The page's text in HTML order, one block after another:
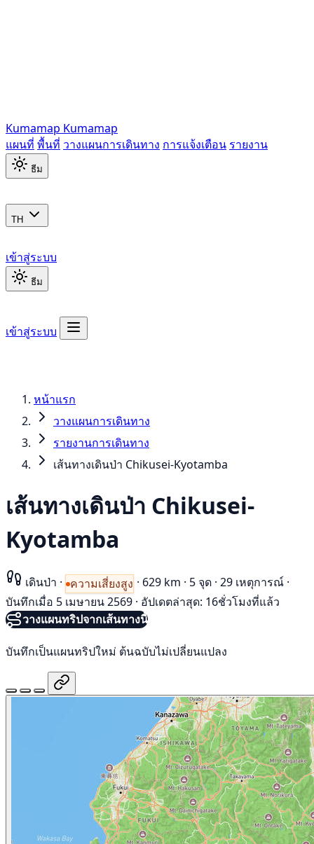
Kumamap Kumamap
แผนที่ พื้นที่ วางแผนการเดินทาง การแจ้งเตือน รายงาน
ธีม
TH
เข้าสู่ระบบ
ธีม
เข้าสู่ระบบ
หน้าแรก
วางแผนการเดินทาง
รายงานการเดินทาง
เส้นทางเดินป่า Chikusei-Kyotamba
เส้นทางเดินป่า Chikusei-
Kyotamba
เดินป่า · ความเสี่ยงสูง · 629 km · 5 จุด · 29 เหตุการณ์ ·
บันทึกเมื่อ 5 เมษายน 2569 · อัปเดตล่าสุด: 16ชั่วโมงที่แล้ว
วางแผนทริปจากเส้นทางนี้
บันทึกเป็นแผนทริปใหม่ ต้นฉบับไม่เปลี่ยนแปลง